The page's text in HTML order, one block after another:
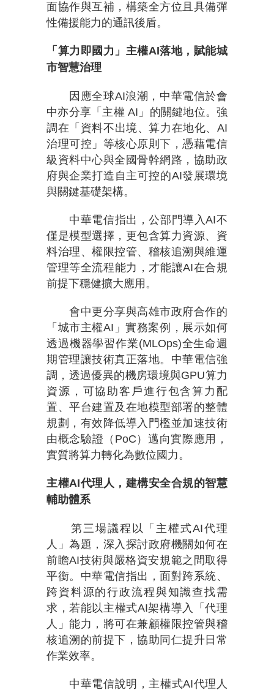
面協作與互補，構築全方位且具備彈
性備援能力的通訊後盾。
「算力即國力」主權AI落地，賦能城
市智慧治理
因應全球AI浪潮，中華電信於會
中亦分享「主權 AI」的關鍵地位。強
調在「資料不出境、算力在地化、AI
治理可控」等核心原則下，憑藉電信
級資料中心與全國骨幹網路，協助政
府與企業打造自主可控的AI發展環境
與關鍵基礎架構。
中華電信指出，公部門導入AI不
僅是模型選擇，更包含算力資源、資
料治理、權限控管、稽核追溯與維運
管理等全流程能力，才能讓AI在合規
前提下穩健擴大應用。
會中更分享與高雄市政府合作的
「城市主權AI」實務案例，展示如何
透過機器學習作業(MLOps)全生命週
期管理讓技術真正落地。中華電信強
調，透過優異的機房環境與GPU算力
資源，可協助客戶進行包含算力配
置、平台建置及在地模型部署的整體
規劃，有效降低導入門檻並加速技術
由概念驗證（PoC）邁向實際應用，
實質將算力轉化為數位國力。
主權AI代理人，建構安全合規的智慧
輔助體系
第三場議程以「主權式AI代理
人」為題，深入探討政府機關如何在
前瞻AI技術與嚴格資安規範之間取得
平衡。中華電信指出，面對跨系統、
跨資料源的行政流程與知識查找需
求，若能以主權式AI架構導入「代理
人」能力，將可在兼顧權限控管與稽
核追溯的前提下，協助同仁提升日常
作業效率。
中華電信說明，主權式AI代理人